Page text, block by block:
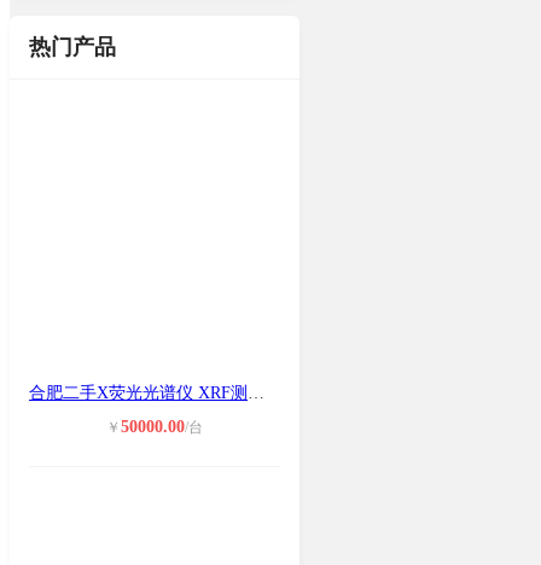
热门产品
合肥二手X荧光光谱仪 XRF测试环保ROH
￥ 50000.00/台